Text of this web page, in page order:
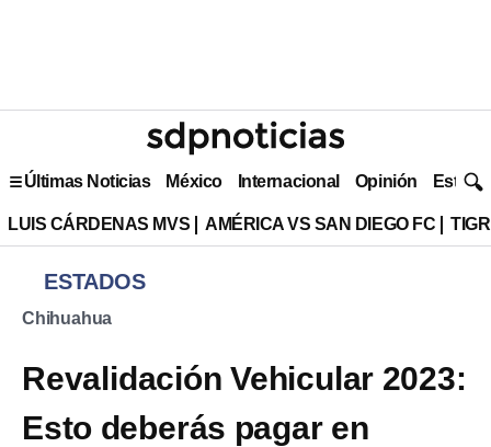
Últimas Noticias México Internacional Opinión Estilo
LUIS CÁRDENAS MVS AMÉRICA VS SAN DIEGO FC
ESTADOS
Chihuahua
Revalidación Vehicular 2023:
Esto deberás pagar en